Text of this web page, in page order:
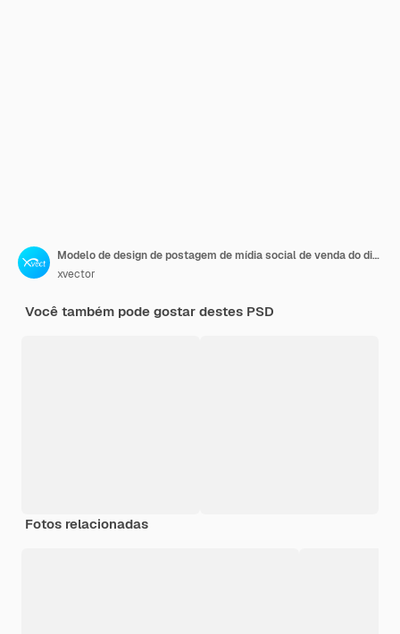
Modelo de design de postagem de mídia social de venda do dia das mães
xvector
Você também pode gostar destes PSD
Fotos relacionadas